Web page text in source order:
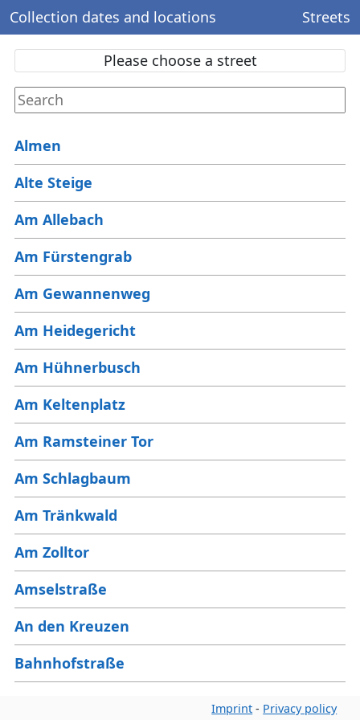
Collection dates and locations Streets
Please choose a street
Almen
Alte Steige
Am Allebach
Am Fürstengrab
Am Gewannenweg
Am Heidegericht
Am Hühnerbusch
Am Keltenplatz
Am Ramsteiner Tor
Am Schlagbaum
Am Tränkwald
Am Zolltor
Amselstraße
An den Kreuzen
Bahnhofstraße
Imprint - Privacy policy